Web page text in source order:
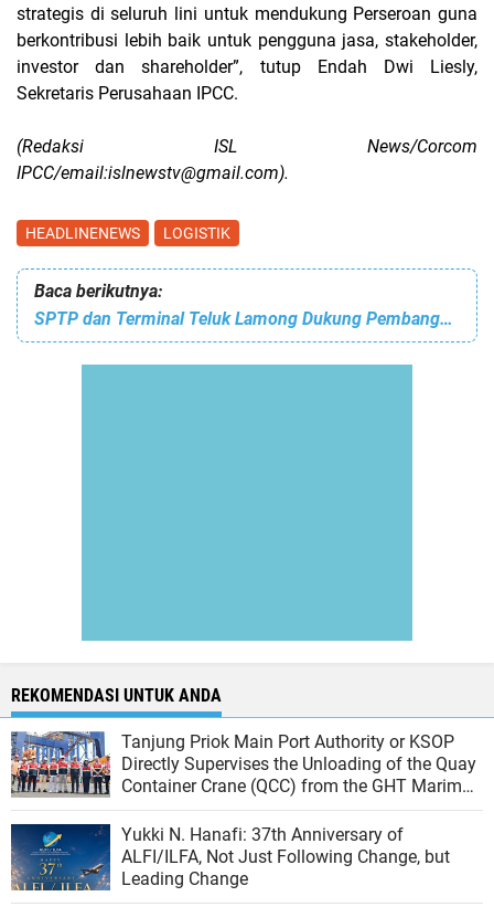
strategis di seluruh lini untuk mendukung Perseroan guna
berkontribusi lebih baik untuk pengguna jasa, stakeholder,
investor dan shareholder”, tutup Endah Dwi Liesly,
Sekretaris Perusahaan IPCC.
(Redaksi ISL News/Corcom
IPCC/email:islnewstv@gmail.com).
HEADLINENEWS LOGISTIK
Baca berikutnya:
SPTP dan Terminal Teluk Lamong Dukung Pembangunan Sosial Ekonomi Masyarakat
REKOMENDASI UNTUK ANDA
Tanjung Priok Main Port Authority or KSOP
Directly Supervises the Unloading of the Quay
Container Crane (QCC) from the GHT Marimas
Ship at the North JICT Pier
Yukki N. Hanafi: 37th Anniversary of
ALFI/ILFA, Not Just Following Change, but
Leading Change